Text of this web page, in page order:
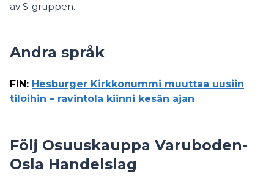
av S-gruppen.
Andra språk
FIN : Hesburger Kirkkonummi muuttaa uusiin
tiloihin – ravintola kiinni kesän ajan
Följ Osuuskauppa Varuboden-
Osla Handelslag